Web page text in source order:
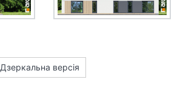
Дзеркальна версія